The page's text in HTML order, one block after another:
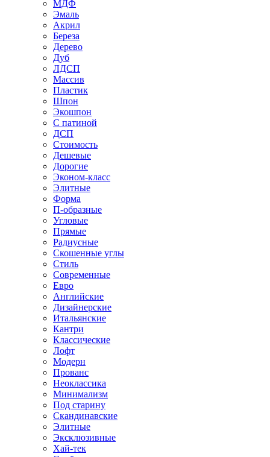
МДФ
Эмаль
Акрил
Береза
Дерево
Дуб
ЛДСП
Массив
Пластик
Шпон
Экошпон
С патиной
ДСП
Стоимость
Дешевые
Дорогие
Эконом-класс
Элитные
Форма
П-образные
Угловые
Прямые
Радиусные
Скошенные углы
Стиль
Современные
Евро
Английские
Дизайнерские
Итальянские
Кантри
Классические
Лофт
Модерн
Прованс
Неоклассика
Минимализм
Под старину
Скандинавские
Элитные
Эксклюзивные
Хай-тек